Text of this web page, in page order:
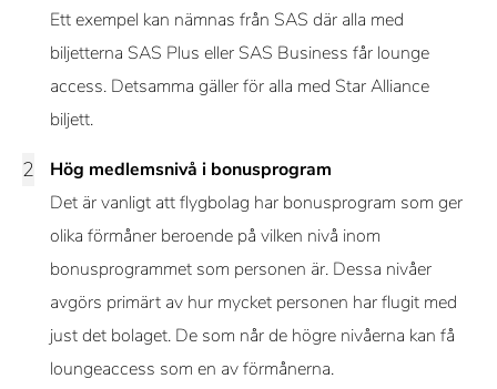
Ett exempel kan nämnas från SAS där alla med
biljetterna SAS Plus eller SAS Business får lounge
access. Detsamma gäller för alla med Star Alliance
biljett.
Hög medlemsnivå i bonusprogram
Det är vanligt att flygbolag har bonusprogram som ger
olika förmåner beroende på vilken nivå inom
bonusprogrammet som personen är. Dessa nivåer
avgörs primärt av hur mycket personen har flugit med
just det bolaget. De som når de högre nivåerna kan få
loungeaccess som en av förmånerna.